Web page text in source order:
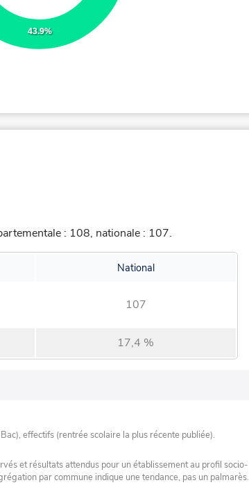
43.9%
: 108, nationale : 107.
National
107
17,4 %
effectifs (rentrée scolaire la plus récente publiée).
et résultats attendus pour un établissement au profil socio-
par commune indique une tendance, pas un palmarès.